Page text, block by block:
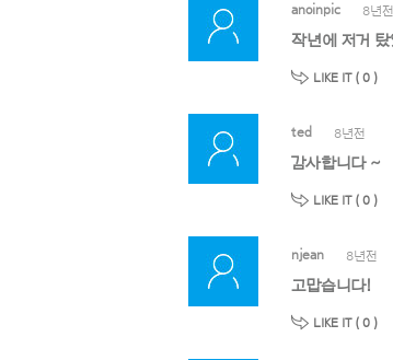
anoinpic 8년전
LIKE IT ( 0 )
ted 8년전
감사합니다 ~
LIKE IT ( 0 )
njean 8년전
고맙습니다!
LIKE IT ( 0 )